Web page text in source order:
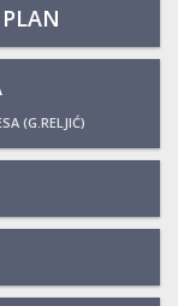
(G.RELJIĆ)